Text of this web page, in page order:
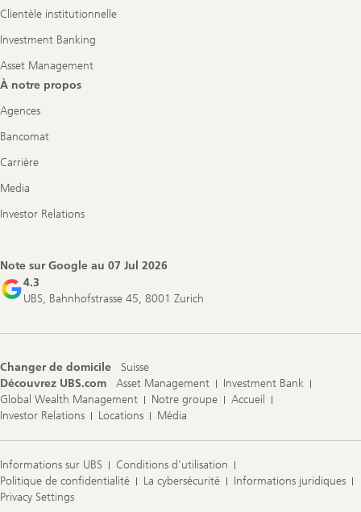
Clientèle institutionnelle
Investment Banking
Asset Management
À notre propos
Agences
Bancomat
Carrière
Media
Investor Relations
Note sur Google au 07 Jul 2026
4.3
UBS, Bahnhofstrasse 45, 8001 Zurich
Changer de domicile
Suisse
Découvrez UBS.com
Asset Management
Investment Bank
Global Wealth Management
Notre groupe
Accueil
Investor Relations
Locations Média
Informations sur UBS
Conditions d'utilisation
Politique de confidentialité
La cybersécurité
Informations juridiques
Privacy Settings